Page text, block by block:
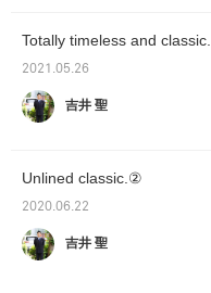
Totally timeless and classic.
2021.05.26
吉井 聖
Unlined classic.②
2020.06.22
吉井 聖